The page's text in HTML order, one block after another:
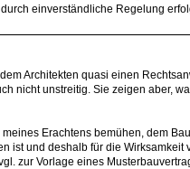
einverständliche Regelung
Architekten quasi einen
nicht unstreitig. Sie zeigen aber,
Erachtens bemühen, dem
ist und deshalb für die Wirksamkeit
zur Vorlage eines